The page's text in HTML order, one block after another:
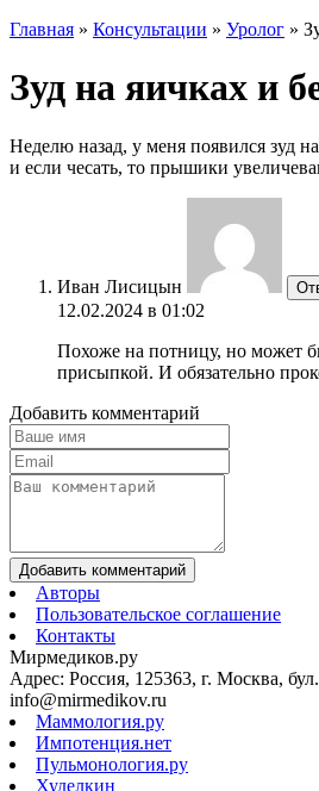
Главная » Консультации » Уролог »
Зуд на яичках и
Неделю назад, у меня появился зуд
и если чесать, то прышики
Иван Лисицын
12.02.2024 в 01:02
Похоже на потницу, но может
присыпкой. И обязательно
Добавить комментарий
Добавить комментарий
Авторы
Пользовательское соглашение
Контакты
Мирмедиков.ру
Адрес: Россия, 125363, г. Москва,
info@mirmedikov.ru
Маммология.ру
Импотенция.нет
Пульмонология.ру
Худелкин